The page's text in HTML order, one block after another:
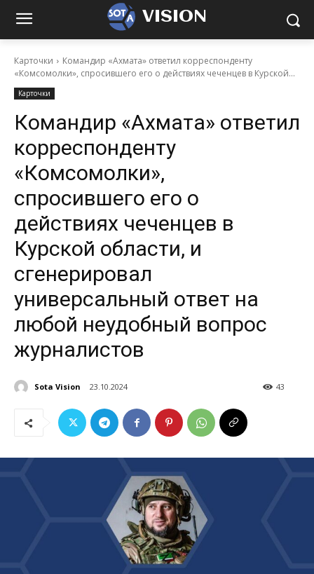
VISION
Карточки
Командир «Ахмата» ответил корреспонденту
«Комсомолки», спросившего его о действиях чеченцев в Курской...
Карточки
Командир «Ахмата» ответил
корреспонденту
«Комсомолки»,
спросившего его о
действиях чеченцев в
Курской области, и
сгенерировал
универсальный ответ на
любой неудобный вопрос
журналистов
Sota Vision 23.10.2024 43